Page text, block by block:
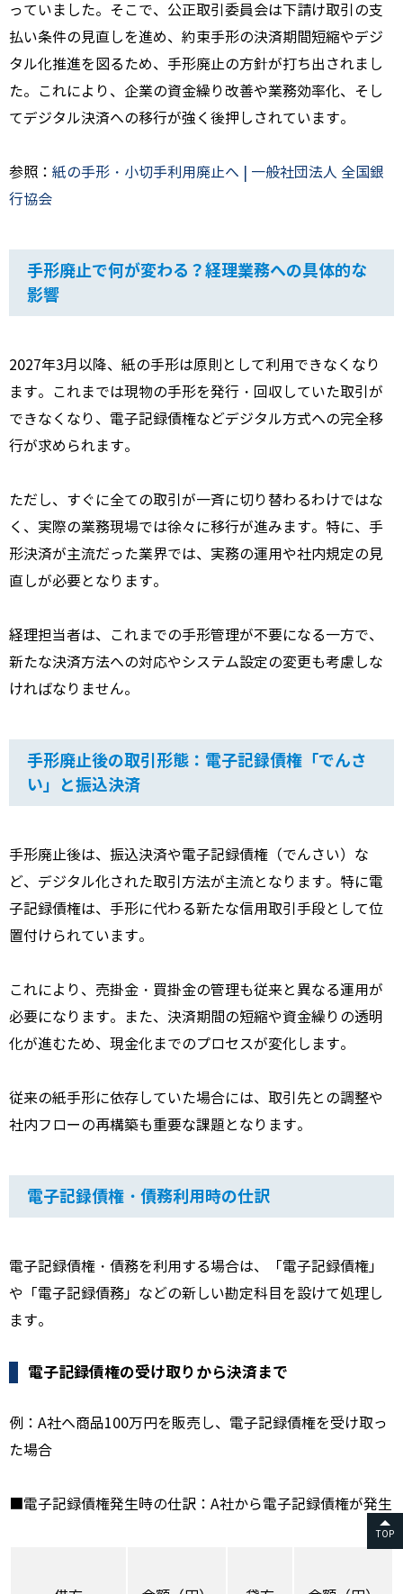
っていました。そこで、公正取引委員会は下請け取引の支
払い条件の見直しを進め、約束手形の決済期間短縮やデジ
タル化推進を図るため、手形廃止の方針が打ち出されまし
た。これにより、企業の資金繰り改善や業務効率化、そし
てデジタル決済への移行が強く後押しされています。
参照： 紙の手形・小切手利用廃止へ | 一般社団法人 全国銀
行協会
手形廃止で何が変わる？経理業務への具体的な
影響
2027年3月以降、紙の手形は原則として利用できなくなり
ます。
これまでは現物の手形を発行・回収していた取引が
できなくなり、電子記録債権などデジタル方式への完全移
行が求められます。
ただし、すぐに全ての取引が一斉に切り替わるわけではな
く、実際の業務現場では徐々に移行が進みます。特に、手
形決済が主流だった業界では、実務の運用や社内規定の見
直しが必要となります。
経理担当者は、これまでの手形管理が不要になる一方で、
新たな決済方法への対応やシステム設定の変更も考慮しな
ければなりません。
手形廃止後の取引形態：電子記録債権「でんさ
い」と振込決済
手形廃止後は、振込決済や電子記録債権（でんさい）な
ど、デジタル化された取引方法が主流となります。特に電
子記録債権は、手形に代わる新たな信用取引手段として位
置付けられています。
これにより、売掛金・買掛金の管理も従来と異なる運用が
必要になります。また、決済期間の短縮や資金繰りの透明
化が進むため、現金化までのプロセスが変化します。
従来の紙手形に依存していた場合には、取引先との調整や
社内フローの再構築も重要な課題となります。
電子記録債権・債務利用時の仕訳
電子記録債権・債務を利用する場合は、「電子記録債権」
や「電子記録債務」などの新しい勘定科目を設けて処理し
ます。
電子記録債権の受け取りから決済まで
例：A社へ商品100万円を販売し、電子記録債権を受け取っ
た場合
■電子記録債権発生時の仕訳：A社から電子記録債権が発生
TOP